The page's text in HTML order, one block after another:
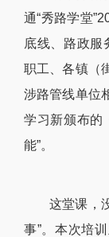
通“秀路学堂
底线、路政服
职工、各镇（
涉路管线单位
学习新颁布的
能”。
这堂课，
事”。本次培